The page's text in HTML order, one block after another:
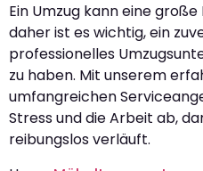
Ein Umzug kann eine
daher ist es wichtig, ein
professionelles
zu haben. Mit unserem
umfangreichen
Stress und die Arbeit ab,
reibungslos verläuft.